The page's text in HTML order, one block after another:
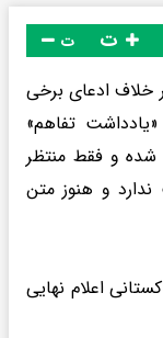
ت
خلاف ادعای برخی
تفاهم»
شده و فقط منتظر
و هنوز متن
اعلام نهایی